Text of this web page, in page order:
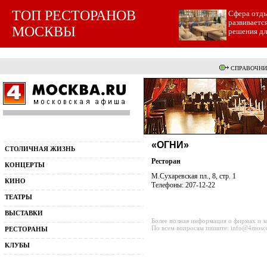
ТОП РЕСТОРАНОВ
МОСКВЫ
Cфера
решения
СТОЛИЧНАЯ ЖИЗНЬ
КОНЦЕРТЫ
КИНО
ТЕАТРЫ
ВЫСТАВКИ
РЕСТОРАНЫ
КЛУБЫ
«ОГНИ»
Ресторан
М.Сухаревская пл., 8, стр. 1
Телефоны: 207-12-22
Более полная информация о фирмах и
По всем вопросам пишите: